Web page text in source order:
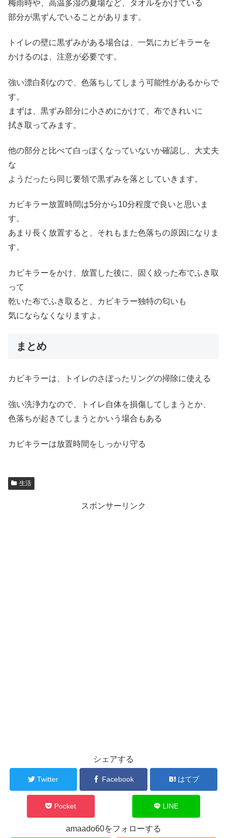
梅雨時や、高温多湿の夏場など、タオルをかけている
部分が黒ずんでいることがあります。
トイレの壁に黒ずみがある場合は、一気にカビキラーを
かけるのは、注意が必要です。
強い漂白剤なので、色落ちしてしまう可能性があるからで
す。
まずは、黒ずみ部分に小さめにかけて、布できれいに
拭き取ってみます。
他の部分と比べて白っぽくなっていないか確認し、大丈夫
な
ようだったら同じ要領で黒ずみを落としていきます。
カビキラー放置時間は5分から10分程度で良いと思いま
す。
あまり長く放置すると、それもまた色落ちの原因になりま
す。
カビキラーをかけ、放置した後に、固く絞った布でふき取
って
乾いた布でふき取ると、カビキラー独特の匂いも
気にならなくなりますよ。
まとめ
カビキラーは、トイレのさぼったリングの掃除に使える
強い洗浄力なので、トイレ自体を損傷してしまうとか、
色落ちが起きてしまうとかいう場合もある
カビキラーは放置時間をしっかり守る
生活
スポンサーリンク
シェアする
Twitter Facebook はてブ
Pocket LINE
amaado60をフォローする